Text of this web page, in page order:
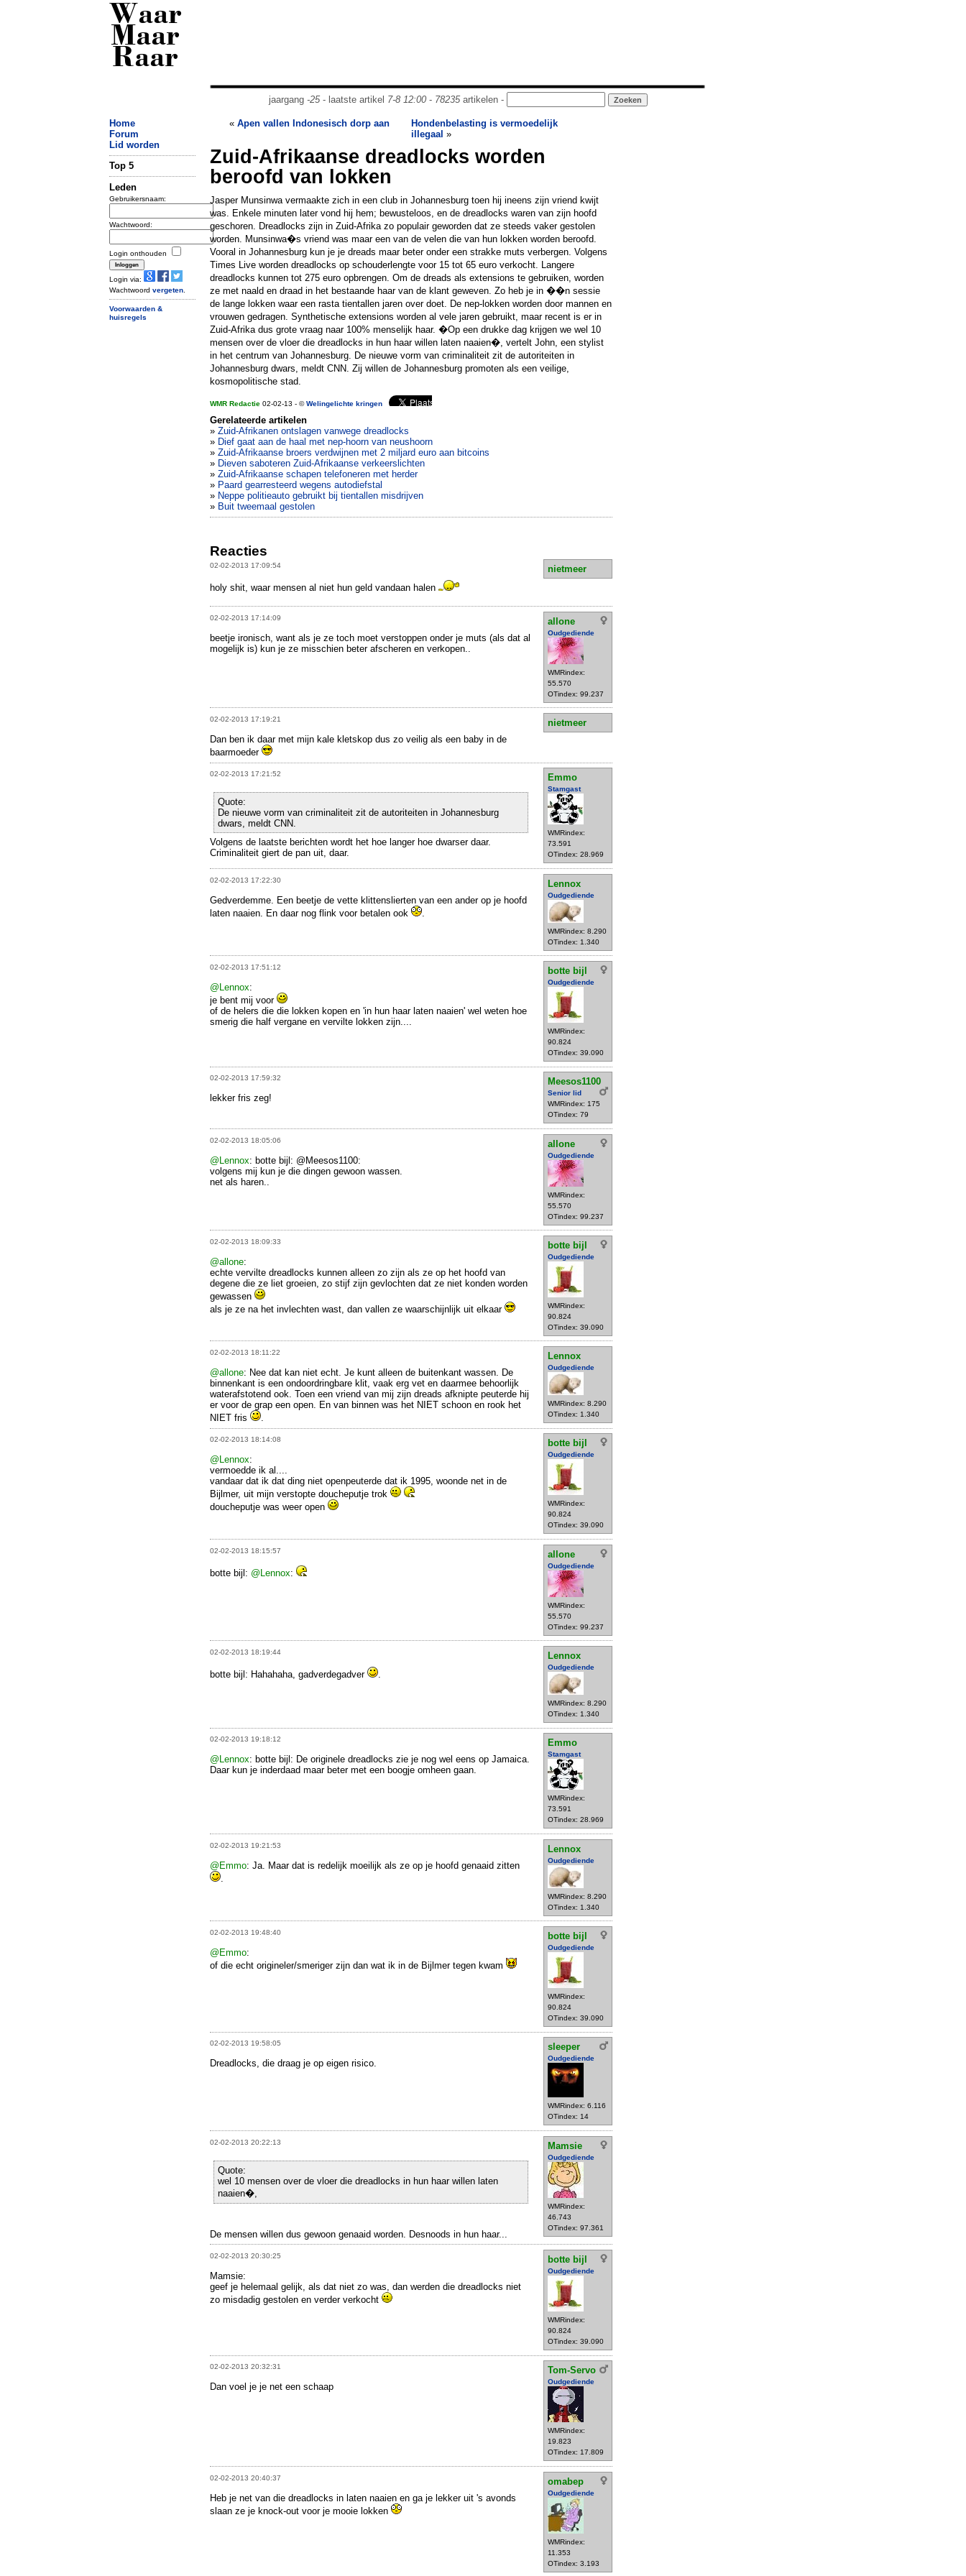
Waar
Maar
Raar
jaargang -25- laatste artikel 7-8 12:00- 78235artikelen -
Home
Forum
Lid worden
Top 5
Leden
Gebruikersnaam:
Wachtwoord:
Login onthouden
Login via:
Wachtwoord vergeten
Voorwaarden &
huisregels
« Apen vallen Indonesisch dorp aan
Hondenbelasting is vermoedelijk
illegaal »
Zuid-Afrikaanse dreadlocks worden
beroofd van lokken
Jasper Munsinwa vermaakte zich in een club in Johannesburg toen hij ineens zijn vriend kwijt
was. Enkele minuten later vond hij hem; bewusteloos, en de dreadlocks waren van zijn hoofd
geschoren. Dreadlocks zijn in Zuid-Afrika zo populair geworden dat ze steeds vaker gestolen
worden. Munsinwa�s vriend was maar een van de velen die van hun lokken worden beroofd.
Vooral in Johannesburg kun je je dreads maar beter onder een strakke muts verbergen. Volgens
Times Live worden dreadlocks op schouderlengte voor 15 tot 65 euro verkocht. Langere
dreadlocks kunnen tot 275 euro opbrengen. Om de dreads als extensions te gebruiken, worden
ze met naald en draad in het bestaande haar van de klant geweven. Zo heb je in ��n sessie
de lange lokken waar een rasta tientallen jaren over doet. De nep-lokken worden door mannen en
vrouwen gedragen. Synthetische extensions worden al vele jaren gebruikt, maar recent is er in
Zuid-Afrika dus grote vraag naar 100% menselijk haar. �Op een drukke dag krijgen we wel 10
mensen over de vloer die dreadlocks in hun haar willen laten naaien�, vertelt John, een stylist
in het centrum van Johannesburg. De nieuwe vorm van criminaliteit zit de autoriteiten in
Johannesburg dwars, meldt CNN. Zij willen de Johannesburg promoten als een veilige,
kosmopolitische stad.
WMR Redactie 02-02-13 - ©Welingelichte kringen
Gerelateerde artikelen
» Zuid-Afrikanen ontslagen vanwege dreadlocks
» Dief gaat aan de haal met nep-hoorn van neushoorn
» Zuid-Afrikaanse broers verdwijnen met 2 miljard euro aan bitcoins
» Dieven saboteren Zuid-Afrikaanse verkeerslichten
» Zuid-Afrikaanse schapen telefoneren met herder
» Paard gearresteerd wegens autodiefstal
» Neppe politieauto gebruikt bij tientallen misdrijven
» Buit tweemaal gestolen
Reacties
02-02-2013 17:09:54
nietmeer
holy shit, waar mensen al niet hun geld vandaan halen
02-02-2013 17:14:09 allone
Oudgediende
WMRindex:
55.570
OTindex: 99.237
beetje ironisch, want als je ze toch moet verstoppen onder je muts (als dat al
mogelijk is) kun je ze misschien beter afscheren en verkopen..
02-02-2013 17:19:21
nietmeer
Dan ben ik daar met mijn kale kletskop dus zo veilig als een baby in de
baarmoeder
02-02-2013 17:21:52 Emmo
Stamgast
WMRindex:
73.591
OTindex: 28.969
Quote:
De nieuwe vorm van criminaliteit zit de autoriteiten in Johannesburg
dwars, meldt CNN.
Volgens de laatste berichten wordt het hoe langer hoe dwarser daar.
Criminaliteit giert de pan uit, daar.
02-02-2013 17:22:30 Lennox
Oudgediende
WMRindex: 8.290
OTindex: 1.340
Gedverdemme. Een beetje de vette klittenslierten van een ander op je hoofd
laten naaien. En daar nog flink voor betalen ook
02-02-2013 17:51:12 botte bijl
Oudgediende
WMRindex:
90.824
OTindex: 39.090
@Lennox:
je bent mij voor
of de helers die die lokken kopen en 'in hun haar laten naaien' wel weten hoe
smerig die half vergane en vervilte lokken zijn....
02-02-2013 17:59:32 Meesos1100
Senior lid
WMRindex: 175
OTindex: 79
lekker fris zeg!
02-02-2013 18:05:06 allone
Oudgediende
WMRindex:
55.570
OTindex: 99.237
@Lennox: botte bijl: @Meesos1100:
volgens mij kun je die dingen gewoon wassen.
net als haren..
02-02-2013 18:09:33 botte bijl
Oudgediende
WMRindex:
90.824
OTindex: 39.090
@allone:
echte vervilte dreadlocks kunnen alleen zo zijn als ze op het hoofd van
degene die ze liet groeien, zo stijf zijn gevlochten dat ze niet konden worden
gewassen
als je ze na het invlechten wast, dan vallen ze waarschijnlijk uit elkaar
02-02-2013 18:11:22 Lennox
Oudgediende
WMRindex: 8.290
OTindex: 1.340
@allone: Nee dat kan niet echt. Je kunt alleen de buitenkant wassen. De
binnenkant is een ondoordringbare klit, vaak erg vet en daarmee behoorlijk
waterafstotend ook. Toen een vriend van mij zijn dreads afknipte peuterde hij
er voor de grap een open. En van binnen was het NIET schoon en rook het
NIET fris
.
02-02-2013 18:14:08 botte bijl
Oudgediende
WMRindex:
90.824
OTindex: 39.090
@Lennox:
vermoedde ik al....
vandaar dat ik dat ding niet openpeuterde dat ik 1995, woonde net in de
Bijlmer, uit mijn verstopte doucheputje trok
doucheputje was weer open
02-02-2013 18:15:57 allone
Oudgediende
WMRindex:
55.570
OTindex: 99.237
botte bijl: @Lennox:
02-02-2013 18:19:44 Lennox
Oudgediende
WMRindex: 8.290
OTindex: 1.340
botte bijl: Hahahaha, gadverdegadver .
02-02-2013 19:18:12 Emmo
Stamgast
WMRindex:
73.591
OTindex: 28.969
@Lennox: botte bijl: De originele dreadlocks zie je nog wel eens op Jamaica.
Daar kun je inderdaad maar beter met een boogje omheen gaan.
02-02-2013 19:21:53 Lennox
Oudgediende
WMRindex: 8.290
OTindex: 1.340
@Emmo: Ja. Maar dat is redelijk moeilijk als ze op je hoofd genaaid zitten
02-02-2013 19:48:40 botte bijl
Oudgediende
WMRindex:
90.824
OTindex: 39.090
@Emmo:
of die echt origineler/smeriger zijn dan wat ik in de Bijlmer tegen kwam
02-02-2013 19:58:05 sleeper
Oudgediende
WMRindex: 6.116
OTindex: 14
Dreadlocks, die draag je op eigen risico.
02-02-2013 20:22:13 Mamsie
Oudgediende
WMRindex:
46.743
OTindex: 97.361
Quote:
wel 10 mensen over de vloer die dreadlocks in hun haar willen laten
naaien�,
De mensen willen dus gewoon genaaid worden. Desnoods in hun haar...
02-02-2013 20:30:25 botte bijl
Oudgediende
WMRindex:
90.824
OTindex: 39.090
Mamsie:
geef je helemaal gelijk, als dat niet zo was, dan werden die dreadlocks niet
zo misdadig gestolen en verder verkocht
02-02-2013 20:32:31 Tom-Servo
Oudgediende
WMRindex:
19.823
OTindex: 17.809
Dan voel je je net een schaap
02-02-2013 20:40:37 omabep
Oudgediende
WMRindex:
11.353
OTindex: 3.193
Heb je net van die dreadlocks in laten naaien en ga je lekker uit 's avonds
slaan ze je knock-out voor je mooie lokken